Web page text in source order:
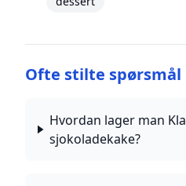
Ofte stilte spørsmål
Hvordan lager man
sjokoladekake?